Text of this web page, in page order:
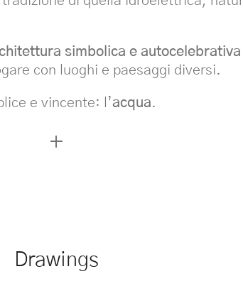
simbolica e autocelebrativa
con luoghi e paesaggi diversi.
e vincente: l’acqua.
Drawings